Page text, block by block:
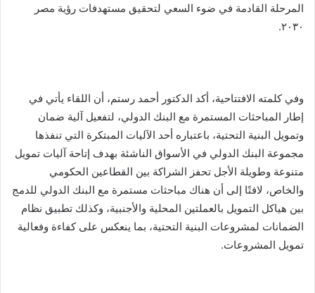
المرحلة القادمة في ضوء السعي لتحقيق مستهدفات رؤية مصر
٢٠٣٠.
وفي كلمته الافتتاحية، أكد الدكتور أحمد رستم، أن اللقاء يأتي في
إطار المباحثات المستمرة مع البنك الدولي، لتفعيل آلية ضمان
وتمويل البنية التحتية، باعتباره أحد الآليات المبتكرة التي تنفذها
مجموعة البنك الدولي في الأسواق الناشئة بهدف إتاحة آليات تمويل
متنوعة وطويلة الأجل تحفز الشراكة بين القطاعين الحكومي
والخاص، لافتًا إلى أن هناك مباحثات مستمرة مع البنك الدولي للدمج
بين هياكل التمويل بالعملتين المحلية والأجنبية، وكذلك تطبيق نظام
الضمانات لمشروعات البنية التحتية، بما ينعكس على كفاءة وفعالية
تمويل المشروعات.